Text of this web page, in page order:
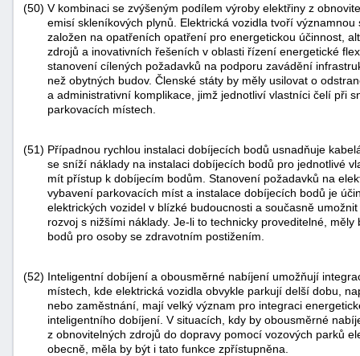
(50) V kombinaci se zvýšeným podílem výroby elektřiny z
emisí skleníkových plynů. Elektrická vozidla tvoří
založen na opatřeních opatření pro energetickou účinnost,
zdrojů a inovativních řešeních v oblasti řízení energetické
stanovení cílených požadavků na podporu zavádění
než obytných budov. Členské státy by měly usilovat o
a administrativní komplikace, jimž jednotliví vlastníci čelí při
parkovacích místech.
(51) Případnou rychlou instalaci dobíjecích bodů usnadňuje
se sníží náklady na instalaci dobíjecích bodů pro jednotlivé
mít přístup k dobíjecím bodům. Stanovení požadavků na
vybavení parkovacích míst a instalace dobíjecích bodů je
elektrických vozidel v blízké budoucnosti a současně
rozvoj s nižšími náklady. Je-li to technicky proveditelné,
bodů pro osoby se zdravotním postižením.
(52) Inteligentní dobíjení a obousměrné nabíjení umožňují
místech, kde elektrická vozidla obvykle parkují delší dobu,
nebo zaměstnání, mají velký význam pro integraci
inteligentního dobíjení. V situacích, kdy by obousměrné
z obnovitelných zdrojů do dopravy pomocí vozových parků
obecně, měla by být i tato funkce zpřístupněna.